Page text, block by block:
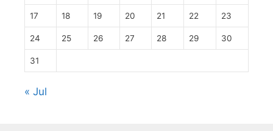
17 18 19 20 21 22 23
24 25 26 27 28 29 30
31
« Jul